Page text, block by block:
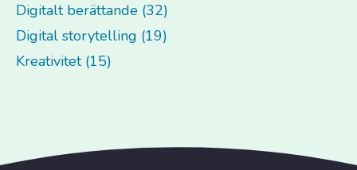
Digitalt berättande (32)
Digital storytelling (19)
Kreativitet (15)